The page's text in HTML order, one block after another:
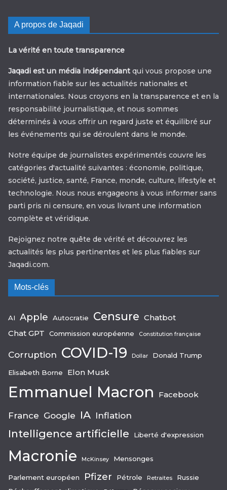
A propos de Jaqadi
La vérité en toute transparence
Jaqadi est un média indépendant qui vous propose une
information fiable sur les actualités nationales et
internationales. Nous croyons en la transparence et en la
responsabilité journalistique, et nous sommes
déterminés à vous offrir un regard juste et équilibré sur
les événements qui se déroulent dans le monde.
Notre équipe de journalistes expérimentés couvre les
catégories d'actualité suivantes : économie, politique,
société, justice, santé, France, monde, culture, lifestyle et
technologie. Nous nous engageons à vous informer sans
parti pris ni censure, en vous livrant une information
complète et véridique.
Rejoignez notre quête de vérité et découvrez les
actualités les plus pertinentes et les plus fiables sur
Jaqadi.com.
Mots-clés
AI Apple Autocratie Censure Chatbot
Chat GPT
Commission européenne Constitution française
Corruption COVID-19 Dollar Donald Trump
Elisabeth Borne Elon Musk
Emmanuel Macron Facebook
France Google IA Inflation
Intelligence artificielle Liberté d'expression
Macronie McKinsey Mensonges
Parlement européen Pfizer Pétrole Retraites
Russie